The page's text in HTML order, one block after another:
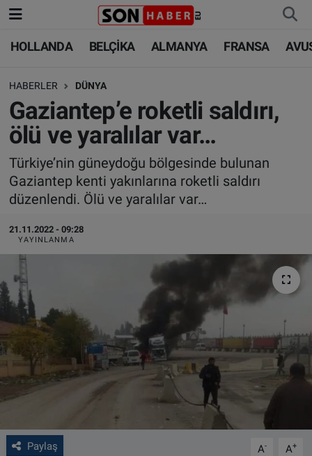
HOLLANDA BELÇİKA ALMANYA FRANSA
HABERLER DÜNYA
Gaziantep’e roketli saldırı,
ölü ve yaralılar var…
Türkiye’nin güneydoğu bölgesinde bulunan
Gaziantep kenti yakınlarına roketli saldırı
düzenlendi. Ölü ve yaralılar var…
21.11.2022 - 09:28
YAYINLANMA
Paylaş A- A+
HOLLANDA
BELÇİKA
ALMANYA
FRANSA
AVUSTURYA
SAĞLIK - YAŞAM
HOLLANDA
BELÇİKA
ALMANYA
TÜRKİYE
DÜNYA
BİLİM-TEKNOLOJİ
VIDEO GALERİ
ALGEMENE VOORWAARDEN
Çerez Politikası
Nöbetçi Eczaneler
Hava Durumu
Trafik Durumu
Süper Lig Puan Durumu ve Fikstür
Tüm Manşetler
Son Dakika Haberleri